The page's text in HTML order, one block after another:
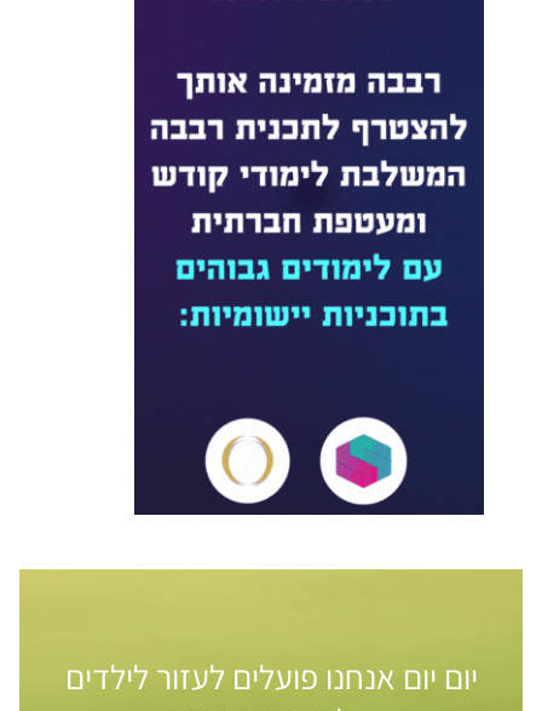
יום יום אנחנו פועלים לעזור לילדים